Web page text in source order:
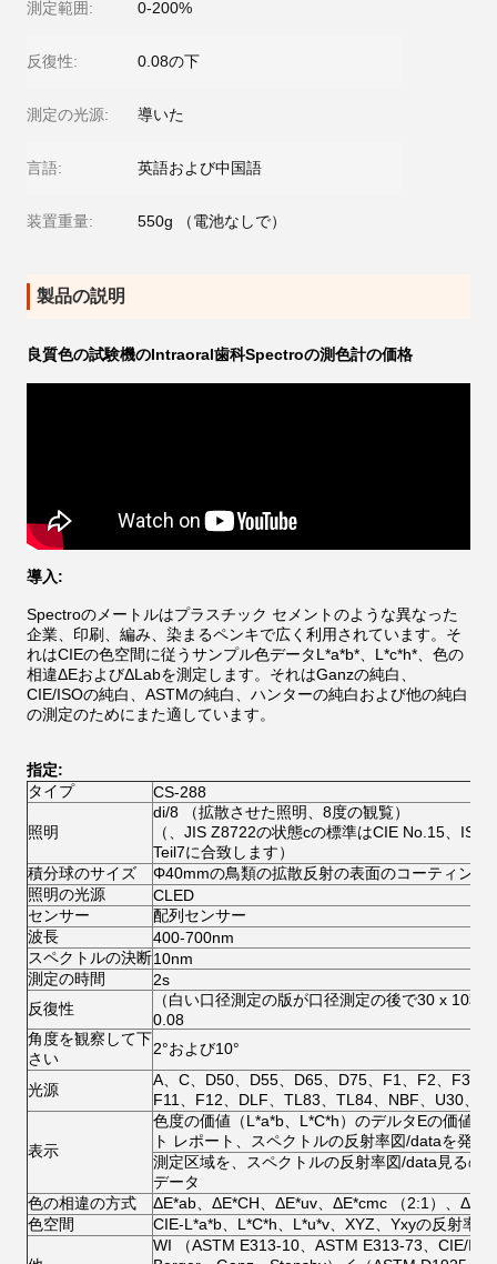
測定範囲: 0-200%
反復性: 0.08の下
測定の光源: 導いた
言語: 英語および中国語
装置重量: 550g （電池なしで）
製品の説明
良質色の試験機のIntraoral歯科Spectroの測色計の価格
導入:
Spectroのメートルはプラスチック セメントのような異なった
企業、印刷、編み、染まるペンキで広く利用されています。そ
れはCIEの色空間に従うサンプル色データL*a*b*、L*c*h*、色の
相違ΔEおよびΔLabを測定します。それはGanzの純白、
CIE/ISOの純白、ASTMの純白、ハンターの純白および他の純白
の測定のためにまた適しています。
指定:
タイプ
CS-288
照明
di/8 （拡散させた照明、8度の観覧）
（、JIS Z8722の状態cの標準はCIE No.15、
Teil7に合致します）
積分球のサイズ
Φ40mmの鳥類の拡散反射の表面のコーティング
照明の光源
CLED
センサー
配列センサー
波長
400-700nm
スペクトルの決断10nm
測定の時間
2s
反復性
（白い口径測定の版が口径測定の後で30 x 10
0.08
角度を観察して下
さい
2°および10°
光源
A、C、D50、D55、D65、D75、F1、F2、F3、
F11、F12、DLF、TL83、TL84、NBF、U30、
表示
色度の価値（L*a*b、L*C*h）のデルタEの価値
ト レポート、スペクトルの反射率図/dataを発生
測定区域を、スペクトルの反射率図/data見るの
データ
色の相違の方式
ΔE*ab、ΔE*CH、ΔE*uv、ΔE*cmc （2:1）、
色空間
CIE-L*a*b、L*C*h、L*u*v、XYZ、Yxyの反射率
WI （ASTM E313-10、ASTM E313-73、CIE/